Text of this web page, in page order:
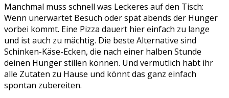
Manchmal muss schnell was Leckeres auf den Tisch:
Wenn unerwartet Besuch oder spät abends der Hunger
vorbei kommt. Eine Pizza dauert hier einfach zu lange
und ist auch zu mächtig. Die beste Alternative sind
Schinken-Käse-Ecken, die nach einer halben Stunde
deinen Hunger stillen können. Und vermutlich habt ihr
alle Zutaten zu Hause und könnt das ganz einfach
spontan zubereiten.